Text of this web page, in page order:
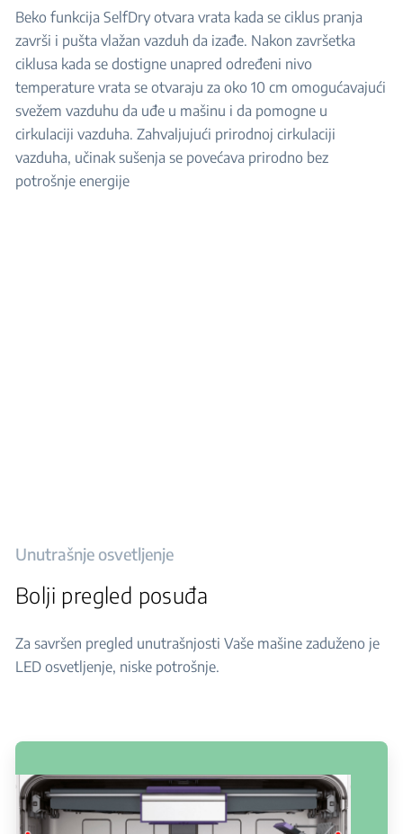
Beko funkcija SelfDry otvara vrata kada se ciklus pranja
završi i pušta vlažan vazduh da izađe. Nakon završetka
ciklusa kada se dostigne unapred određeni nivo
temperature vrata se otvaraju za oko 10 cm omogućavajući
svežem vazduhu da uđe u mašinu i da pomogne u
cirkulaciji vazduha.​ Zahvaljujući prirodnoj cirkulaciji
vazduha, učinak sušenja se povećava prirodno bez
potrošnje energije
Unutrašnje osvetljenje
Bolji pregled posuđa
Za savršen pregled unutrašnjosti Vaše mašine zaduženo je
LED osvetljenje, niske potrošnje.